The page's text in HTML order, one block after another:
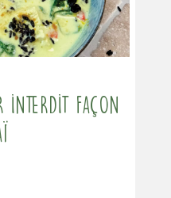
interdit façon